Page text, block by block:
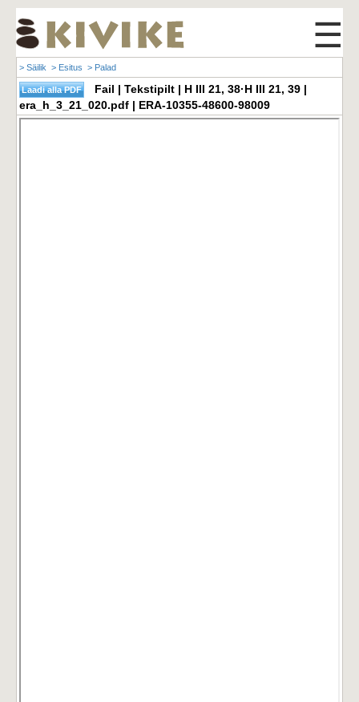
☰
> Säilik > Esitus > Palad
Fail | Tekstipilt | H III 21, 38·H III 21, 39 |
era_h_3_21_020.pdf | ERA-10355-48600-98009